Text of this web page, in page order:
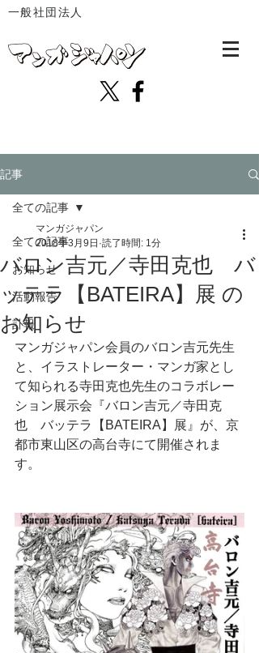
一般社団法人
記事
全ての記事
お知らせ
活動報告
訃報
全ての記事
バロン吉元／寺田克也 バ
ッテラ【BATEIRA】展 の
お知らせ
マンガジャパン
2018年3月9日 読了時間: 1分
マンガジャパン会員のバロン吉元先生
と、イラストレーター・マンガ家とし
て知られる寺田克也先生のコラボレー
ション展示会『バロン吉元／寺田克
也　バッテラ【BATEIRA】展』が、京
都市東山区の高台寺にて開催されま
す。